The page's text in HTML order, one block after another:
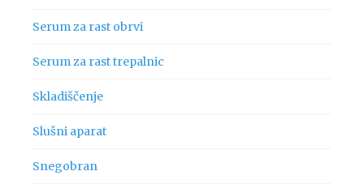
Serum za rast obrvi
Serum za rast trepalnic
Skladiščenje
Slušni aparat
Snegobran